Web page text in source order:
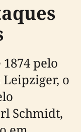
pelo
o
Schmidt,